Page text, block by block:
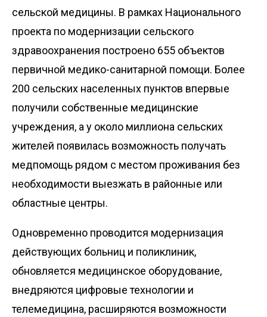
сельской медицины. В рамках Национального
проекта по модернизации сельского
здравоохранения построено 655 объектов
первичной медико-санитарной помощи. Более
200 сельских населенных пунктов впервые
получили собственные медицинские
учреждения, а у около миллиона сельских
жителей появилась возможность получать
медпомощь рядом с местом проживания без
необходимости выезжать в районные или
областные центры.
Одновременно проводится модернизация
действующих больниц и поликлиник,
обновляется медицинское оборудование,
внедряются цифровые технологии и
телемедицина, расширяются возможности